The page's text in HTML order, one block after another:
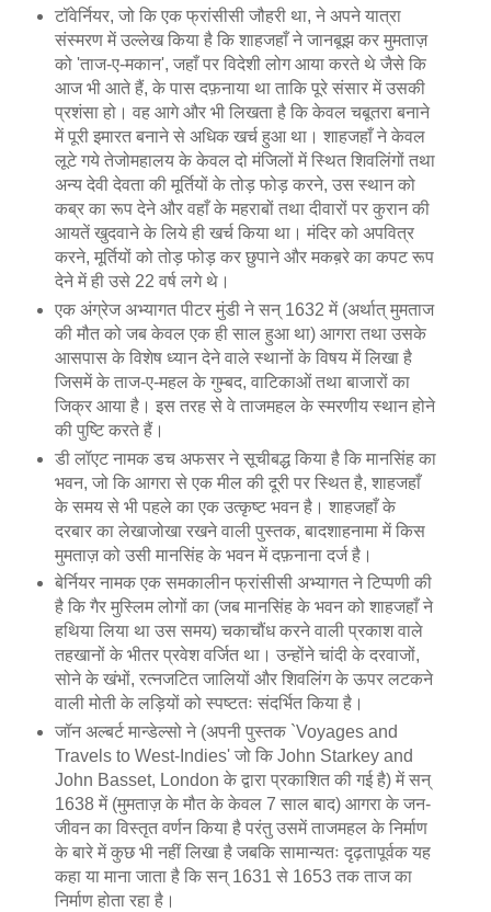
टॉवेर्नियर, जो कि एक फ्रांसीसी जौहरी था, ने अपने यात्रा
संस्मरण में उल्लेख किया है कि शाहजहाँ ने जानबूझ कर मुमताज़
को 'ताज-ए-मकान', जहाँ पर विदेशी लोग आया करते थे जैसे कि
आज भी आते हैं, के पास दफ़नाया था ताकि पूरे संसार में उसकी
प्रशंसा हो। वह आगे और भी लिखता है कि केवल चबूतरा बनाने
में पूरी इमारत बनाने से अधिक खर्च हुआ था। शाहजहाँ ने केवल
लूटे गये तेजोमहालय के केवल दो मंजिलों में स्थित शिवलिंगों तथा
अन्य देवी देवता की मूर्तियों के तोड़ फोड़ करने, उस स्थान को
कब्र का रूप देने और वहाँ के महराबों तथा दीवारों पर कुरान की
आयतें खुदवाने के लिये ही खर्च किया था। मंदिर को अपवित्र
करने, मूर्तियों को तोड़ फोड़ कर छुपाने और मकब़रे का कपट रूप
देने में ही उसे 22 वर्ष लगे थे।
एक अंग्रेज अभ्यागत पीटर मुंडी ने सन् 1632 में (अर्थात् मुमताज
की मौत को जब केवल एक ही साल हुआ था) आगरा तथा उसके
आसपास के विशेष ध्यान देने वाले स्थानों के विषय में लिखा है
जिसमें के ताज-ए-महल के गुम्बद, वाटिकाओं तथा बाजारों का
जिक्र आया है। इस तरह से वे ताजमहल के स्मरणीय स्थान होने
की पुष्टि करते हैं।
डी लॉएट नामक डच अफसर ने सूचीबद्ध किया है कि मानसिंह का
भवन, जो कि आगरा से एक मील की दूरी पर स्थित है, शाहजहाँ
के समय से भी पहले का एक उत्कृष्ट भवन है। शाहजहाँ के
दरबार का लेखाजोखा रखने वाली पुस्तक, बादशाहनामा में किस
मुमताज़ को उसी मानसिंह के भवन में दफ़नाना दर्ज है।
बेर्नियर नामक एक समकालीन फ्रांसीसी अभ्यागत ने टिप्पणी की
है कि गैर मुस्लिम लोगों का (जब मानसिंह के भवन को शाहजहाँ ने
हथिया लिया था उस समय) चकाचौंध करने वाली प्रकाश वाले
तहखानों के भीतर प्रवेश वर्जित था। उन्होंने चांदी के दरवाजों,
सोने के खंभों, रत्नजटित जालियों और शिवलिंग के ऊपर लटकने
वाली मोती के लड़ियों को स्पष्टतः संदर्भित किया है।
जॉन अल्बर्ट मान्डेल्सो ने (अपनी पुस्तक `Voyages and
Travels to West-Indies' जो कि John Starkey and
John Basset, London के द्वारा प्रकाशित की गई है) में सन्
1638 में (मुमताज़ के मौत के केवल 7 साल बाद) आगरा के जन-
जीवन का विस्तृत वर्णन किया है परंतु उसमें ताजमहल के निर्माण
के बारे में कुछ भी नहीं लिखा है जबकि सामान्यतः दृढ़तापूर्वक यह
कहा या माना जाता है कि सन् 1631 से 1653 तक ताज का
निर्माण होता रहा है।